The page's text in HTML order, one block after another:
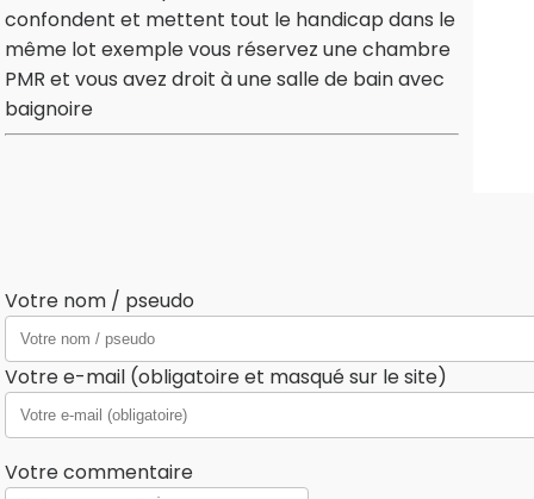
confondent et mettent tout le handicap dans le
même lot exemple vous réservez une chambre
PMR et vous avez droit à une salle de bain avec
baignoire
Votre nom / pseudo
Votre e-mail (obligatoire et masqué sur le site)
Votre commentaire